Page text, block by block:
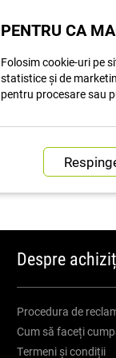
PENTRU CA
Folosim cookie-uri pe
statistice și de
pentru procesare sau
Găsit301 produse
Despre
Procedura de
Cum să faceți
Termeni și condiții